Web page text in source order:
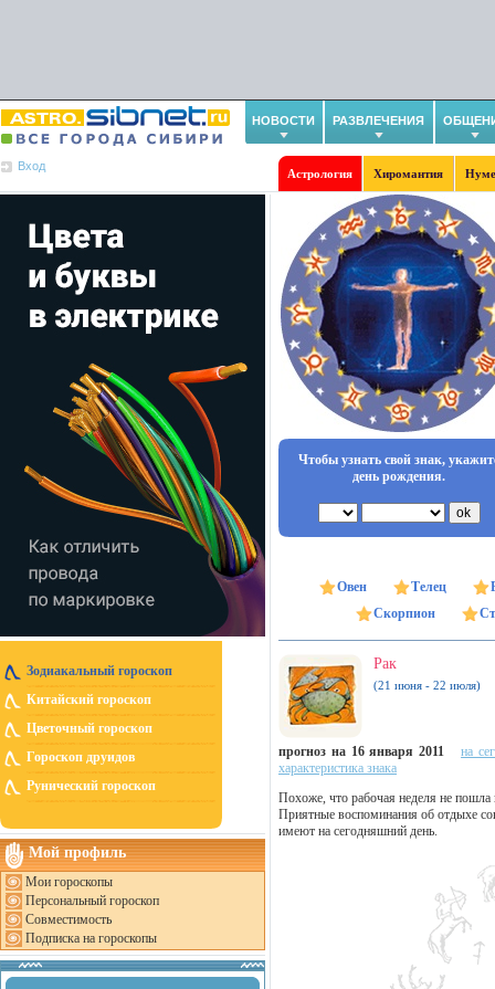
НОВОСТИ РАЗВЛЕЧЕНИЯ
Вход
Астрология Хиромантия
Зодиакальный гороскоп
Китайский гороскоп
Цветочный гороскоп
Гороскоп друидов
Рунический гороскоп
Мой профиль
Мои гороскопы
Персональный гороскоп
Совместимость
Подписка на гороскопы
Чтобы узнать свой знак,
день рождения.
Овен Телец
Скорпион
Рак
(21 июня - 22 июля)
прогноз на 16 января 2011
на
характеристика знака
Похоже, что рабочая неделя не пошла
Приятные воспоминания об отдыхе
имеют на сегодняшний день.